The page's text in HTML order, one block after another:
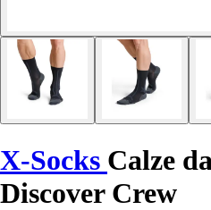
X-Socks Calze
Discover Crew